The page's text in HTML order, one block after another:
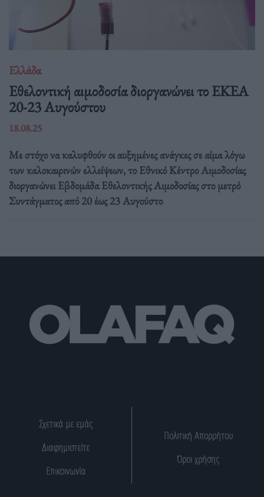
Ελλάδα
Eθελοντική αιμοδοσία διοργανώνει το ΕΚΕΑ
20-23 Αυγούστου
18.08.25
Με στόχο να καλυφθούν οι αυξημένες ανάγκες σε αίμα λόγω
των καλοκαιρινών ελλείψεων, το Εθνικό Κέντρο Αιμοδοσίας
διοργανώνει Εβδομάδα Εθελοντικής Αιμοδοσίας στο μετρό
Συντάγματος από 20 έως 23 Αυγούστο
Σχετικά με εμάς
Διαφημιστείτε
Επικοινωνία
Πολιτική Απορρήτου
Όροι χρήσης